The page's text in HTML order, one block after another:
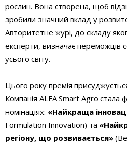
рослин. Вона створена, щоб
зробили значний вклад у
Авторитетне журі, до складу
експерти, визначає переможців
усього світу.
Цього року премія
Компанія ALFA Smart Agro стала
номінаціях: «Найкраща
Formulation Innovation) та
регіону, що розвивається»